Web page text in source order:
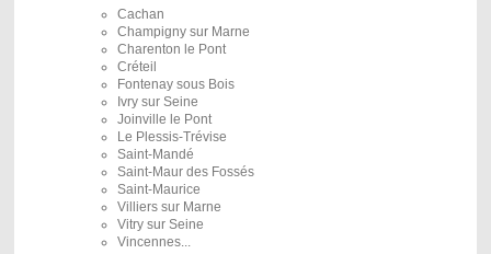
Cachan
Champigny sur Marne
Charenton le Pont
Créteil
Fontenay sous Bois
Ivry sur Seine
Joinville le Pont
Le Plessis-Trévise
Saint-Mandé
Saint-Maur des Fossés
Saint-Maurice
Villiers sur Marne
Vitry sur Seine
Vincennes...